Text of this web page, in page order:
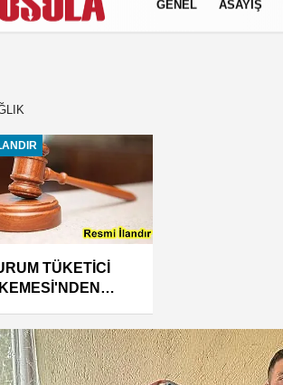
İletişim Gizlilik Politikası
GENEL ASAYİŞ
TÜKETİCİ